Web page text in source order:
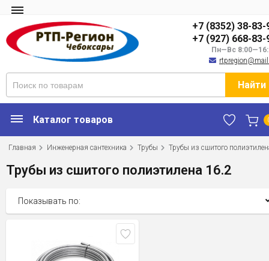
+7 (8352) 38-83-
+7 (927) 668-83-
Пн—Вс
Найти
Каталог товаров
Главная Инженерная сантехника Трубы Трубы из сшитого
Трубы из сшитого полиэтилена 16.2
Показывать по: